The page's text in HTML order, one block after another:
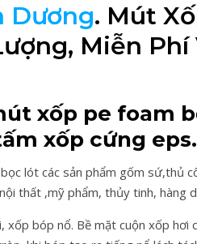
Dương. Mút
Miễn Phí
xốp pe foam
xốp cứng eps.
lót các sản phẩm gốm sứ,thủ
thất ,mỹ phẩm, thủy tinh, hàng
bóp nổ. Bề mặt cuộn xốp hơi